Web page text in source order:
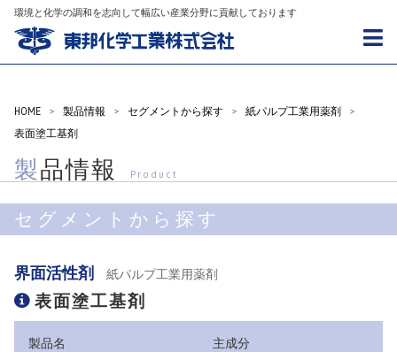
環境と化学の調和を志向して幅広い産業分野に貢献しております
HOME > 製品情報 > セグメントから探す > 紙パルプ工業用薬剤
>
表面塗工基剤
製品情報 Product
セグメントから探す
界面活性剤 紙パルプ工業用薬剤
表面塗工基剤
製品名 主成分